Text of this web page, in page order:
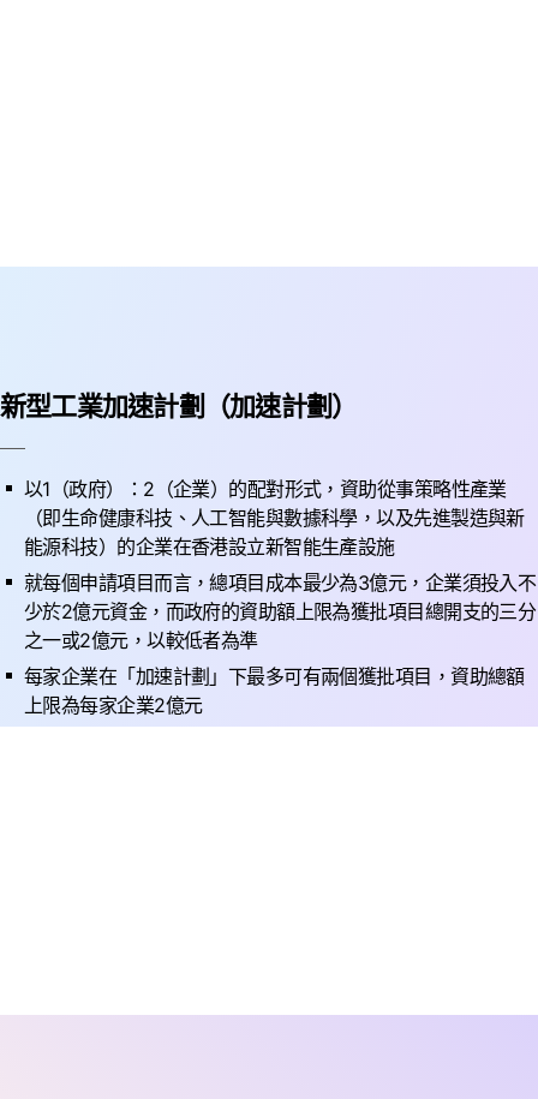
新型工業加速計劃（加速計劃）
以1（政府）：2（企業）的配對形式，資助從事策略性產業
（即生命健康科技、人工智能與數據科學，以及先進製造與新
能源科技）的企業在香港設立新智能生產設施
就每個申請項目而言，總項目成本最少為3億元，企業須投入不
少於2億元資金，而政府的資助額上限為獲批項目總開支的三分
之一或2億元，以較低者為準
每家企業在「加速計劃」下最多可有兩個獲批項目，資助總額
上限為每家企業2億元